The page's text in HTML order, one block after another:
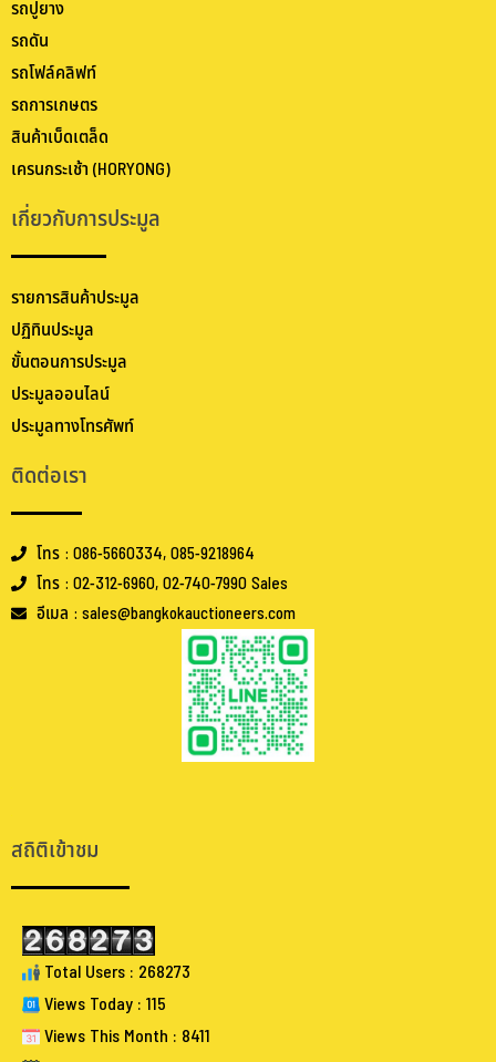
รถปูยาง
รถดัน
รถโฟล์คลิฟท์
รถการเกษตร
สินค้าเบ็ดเตล็ด
เครนกระเช้า (HORYONG)
เกี่ยวกับการประมูล
รายการสินค้าประมูล
ปฏิทินประมูล
ขั้นตอนการประมูล
ประมูลออนไลน์
ประมูลทางโทรศัพท์
ติดต่อเรา
โทร : 086-5660334, 085-9218964
โทร : 02-312-6960, 02-740-7990 Sales
อีเมล : sales@bangkokauctioneers.com
สถิติเข้าชม
Total Users : 268273
Views Today : 115
Views This Month : 8411